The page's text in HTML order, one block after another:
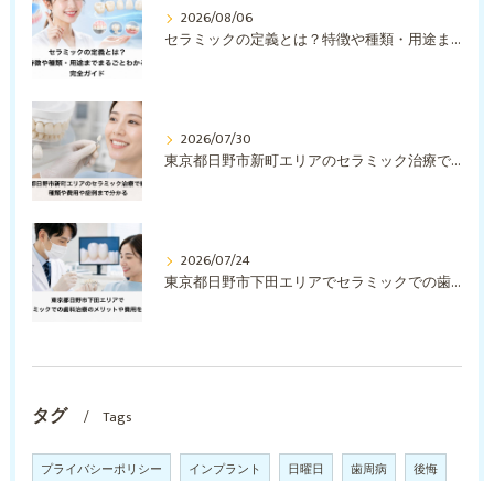
2026/08/06
セラミックの定義とは？特徴や種類・用途までまるごとわかる完全ガイド
2026/07/30
東京都日野市新町エリアのセラミック治療で納得！種類や費用や症例まで分かる
2026/07/24
東京都日野市下田エリアでセラミックでの歯科治療のメリットや費用を解説
タグ Tags
プライバシーポリシー インプラント 日曜日 歯周病 後悔